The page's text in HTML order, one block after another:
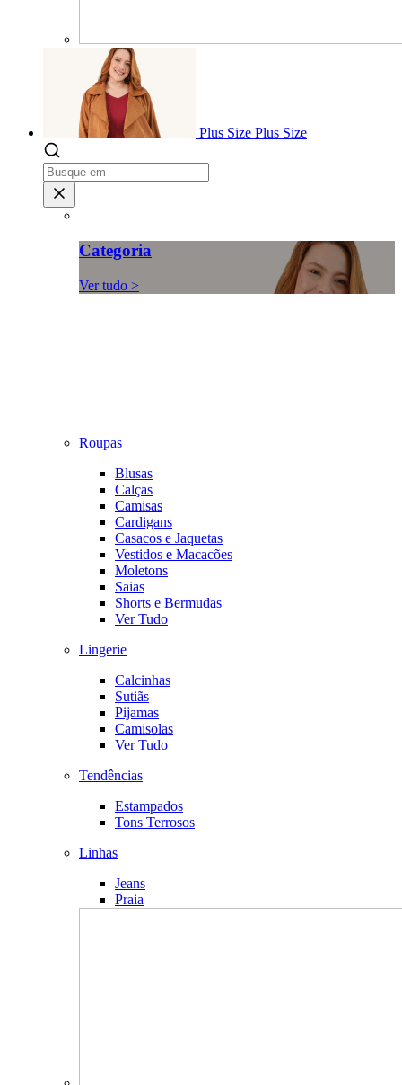
Plus Size Plus Size
Categoria
Ver tudo >
Roupas
Blusas
Calças
Camisas
Cardigans
Casacos e Jaquetas
Vestidos e Macacões
Moletons
Saias
Shorts e Bermudas
Ver Tudo
Lingerie
Calcinhas
Sutiãs
Pijamas
Camisolas
Ver Tudo
Tendências
Estampados
Tons Terrosos
Linhas
Jeans
Praia